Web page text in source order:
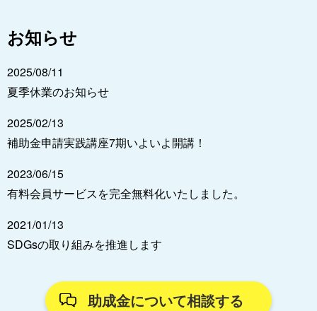
お知らせ
2025/08/11
夏季休業のお知らせ
2025/02/13
補助金申請実践講座7期いよいよ開講！
2023/06/15
有料会員サービスを完全無料化いたしました。
2021/01/13
SDGsの取り組みを推進します
助成金について相談する